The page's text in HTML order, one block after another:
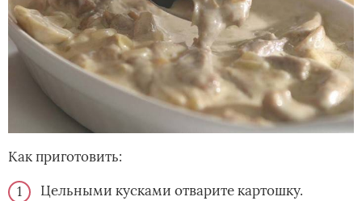
Как приготовить:
Цельными кусками отварите картошку.